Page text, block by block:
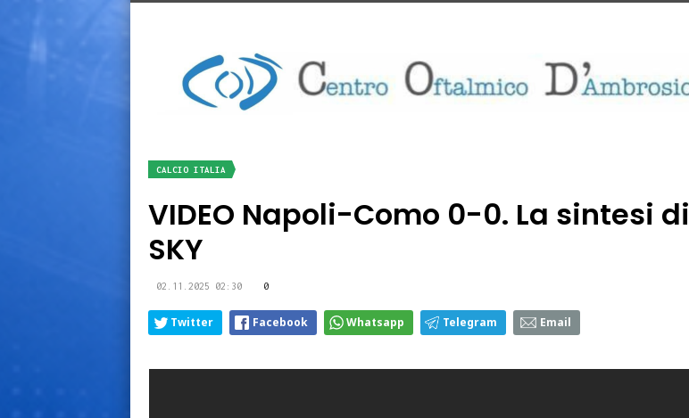
CALCIO ITALIA
VIDEO Napoli-Como 0-0. La sintesi di
SKY
02.11.2025 02:30 0
Twitter Facebook Whatsapp Telegram Email